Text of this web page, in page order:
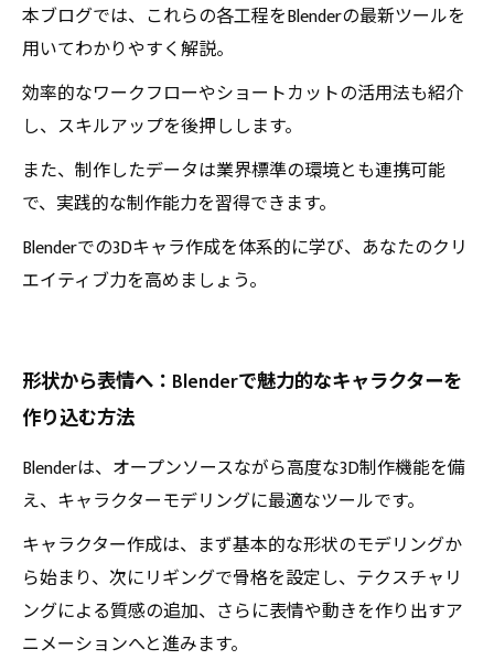
本ブログでは、これらの各工程をBlenderの最新ツールを
用いてわかりやすく解説。
効率的なワークフローやショートカットの活用法も紹介
し、スキルアップを後押しします。
また、制作したデータは業界標準の環境とも連携可能
で、実践的な制作能力を習得できます。
Blenderでの3Dキャラ作成を体系的に学び、あなたのクリ
エイティブ力を高めましょう。
形状から表情へ：Blenderで魅力的なキャラクターを
作り込む方法
Blenderは、オープンソースながら高度な3D制作機能を備
え、キャラクターモデリングに最適なツールです。
キャラクター作成は、まず基本的な形状のモデリングか
ら始まり、次にリギングで骨格を設定し、テクスチャリ
ングによる質感の追加、さらに表情や動きを作り出すア
ニメーションへと進みます。